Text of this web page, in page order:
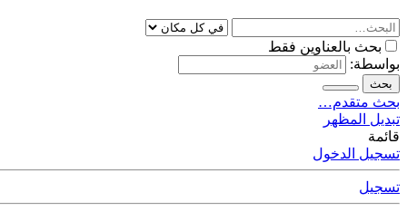
بحث بالعناوين فقط
بواسطة:
بحث
بحث متقدم…
تبديل المظهر
قائمة
تسجيل الدخول
تسجيل